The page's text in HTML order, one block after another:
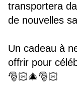
transportera
de nouvelles
Un cadeau à
offrir pour
🎅🏻🎄🎅🏻